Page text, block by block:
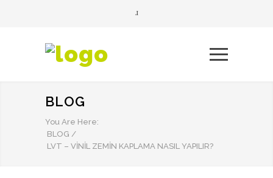
BLOG
You Are Here:
BLOG /
LVT – VINIL ZEMIN KAPLAMA NASIL YAPILIR?